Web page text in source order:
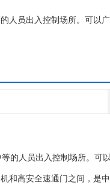
人员出入控制场所。可以
的人员出入控制场所。可
和高安全速通门之间，是